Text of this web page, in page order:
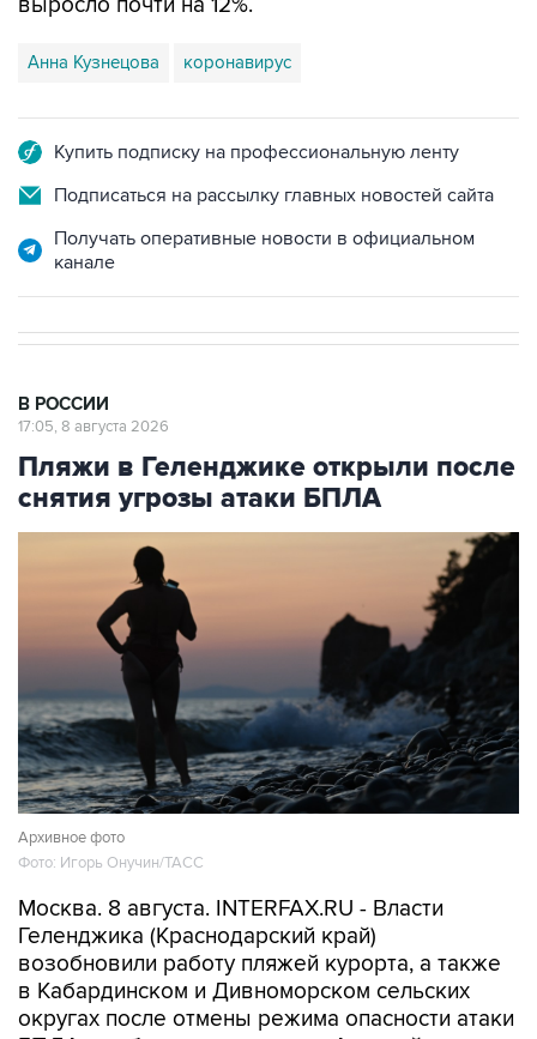
Анна Кузнецова коронавирус
Подписаться на рассылку главных новостей сайта
Получать оперативные новости в официальном
Пляжи в Геленджике открыли после
снятия угрозы атаки БПЛА
Архивное фото
Фото: Игорь Онучин/ТАСС
Москва. 8 августа. INTERFAX.RU - Власти
возобновили работу пляжей курорта, а также
в Кабардинском и Дивноморском сельских
округах после отмены режима опасности атаки
БПЛА, сообщил глава города Алексей
Богодистов.